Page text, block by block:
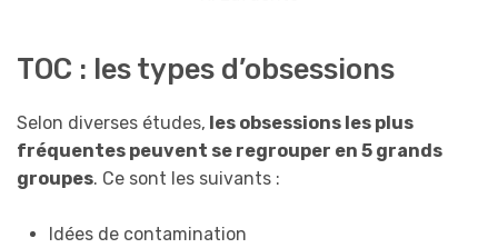
TOC : les types d’obsessions
Selon diverses études, les obsessions les plus
fréquentes peuvent se regrouper en 5 grands
groupes. Ce sont les suivants :
Idées de contamination